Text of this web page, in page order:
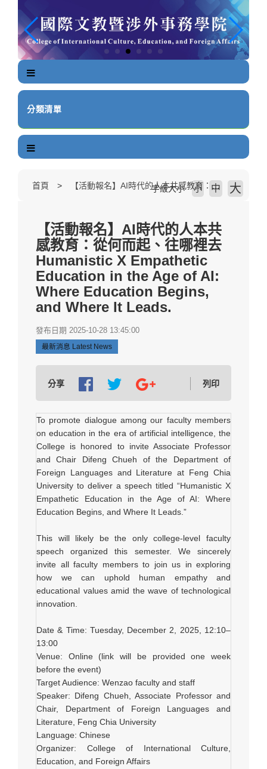
分類清單
首頁 【活動報名】AI時代的人本共感教育：從何而起、往哪裡去 Humanistic X Empathetic Education in the Age of AI: Where Education Begins, and Where It Leads.
字級大小 小 中 大
【活動報名】AI時代的人本共
感教育：從何而起、往哪裡去
Humanistic X Empathetic
Education in the Age of AI:
Where Education Begins,
and Where It Leads.
發布日期 2025-10-28 13:45:00
最新消息 Latest News
分享 列印
To promote dialogue among our faculty members
on education in the era of artificial intelligence, the
College is honored to invite Associate Professor
and Chair Difeng Chueh of the Department of
Foreign Languages and Literature at Feng Chia
University to deliver a speech titled “Humanistic X
Empathetic Education in the Age of AI: Where
Education Begins, and Where It Leads.”
This will likely be the only college-level faculty
speech organized this semester. We sincerely
invite all faculty members to join us in exploring
how we can uphold human empathy and
educational values amid the wave of technological
innovation.
Date & Time: Tuesday, December 2, 2025, 12:10–
13:00
Venue: Online (link will be provided one week
before the event)
Target Audience: Wenzao faculty and staff
Speaker: Difeng Chueh, Associate Professor and
Chair, Department of Foreign Languages and
Literature, Feng Chia University
Language: Chinese
Organizer: College of International Culture,
Education, and Foreign Affairs